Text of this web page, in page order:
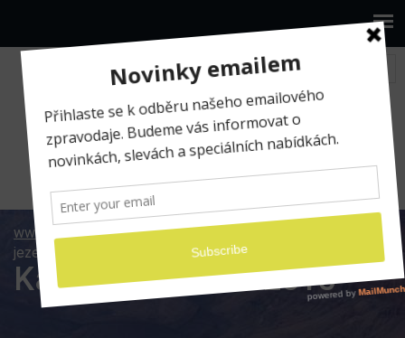
www.ilumio.cz Fotografické expedice
jezera 2015
Kanadská jezera 2015